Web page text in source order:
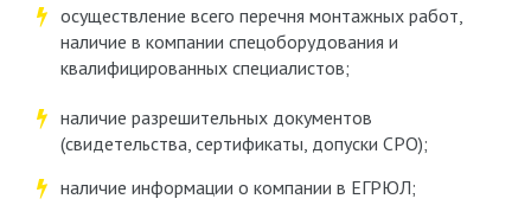
осуществление всего перечня монтажных работ,
наличие в компании спецоборудования и
квалифицированных специалистов;
наличие разрешительных документов
(свидетельства, сертификаты, допуски СРО);
наличие информации о компании в ЕГРЮЛ;